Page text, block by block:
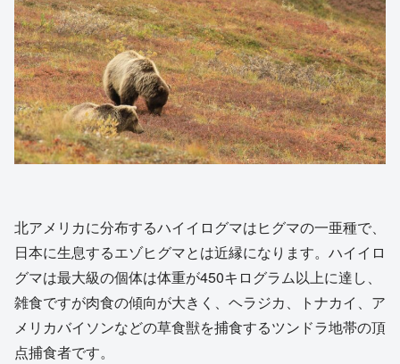
北アメリカに分布するハイイログマはヒグマの一亜種で、
日本に生息するエゾヒグマとは近縁になります。ハイイロ
グマは最大級の個体は体重が450キログラム以上に達し、
雑食ですが肉食の傾向が大きく、ヘラジカ、トナカイ、ア
メリカバイソンなどの草食獣を捕食するツンドラ地帯の頂
点捕食者です。